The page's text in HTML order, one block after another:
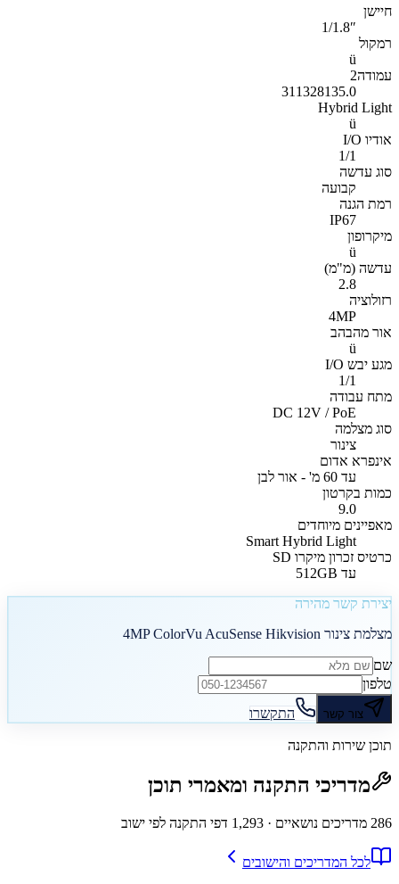
חיישן
1/1.8″
רמקול
ü
עמודה2
311328135.0
Hybrid Light
ü
אודיו I/O
1/1
סוג עדשה
קבועה
רמת הגנה
IP67
מיקרופון
ü
עדשה (מ"מ)
2.8
רזולוציה
4MP
אור מהבהב
ü
מגע יבש I/O
1/1
מתח עבודה
DC 12V / PoE
סוג מצלמה
צינור
אינפרא אדום
עד 60 מ' - אור לבן
כמות בקרטון
9.0
מאפיינים מיוחדים
Smart Hybrid Light
כרטיס זכרון מיקרו SD
עד 512GB
יצירת קשר מהירה
מצלמת צינור 4MP ColorVu AcuSense Hikvision
שם
טלפון
צור קשר התקשרו
תוכן שירות והתקנה
מדריכי התקנה ומאמרי תוכן
286 מדריכים נושאיים · 1,293 דפי התקנה לפי ישוב
לכל המדריכים והישובים